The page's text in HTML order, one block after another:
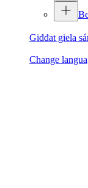
Giđđat giela
Change